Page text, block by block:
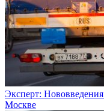
Эксперт: Нововведения
Москве